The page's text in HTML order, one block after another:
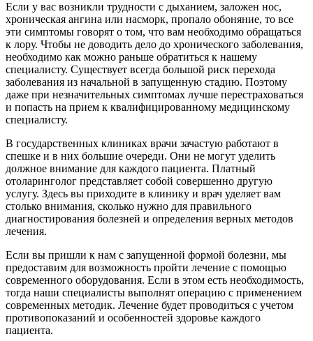
Если у вас возникли трудности с дыханием, заложен нос,
хроническая ангина или насморк, пропало обоняние, то все
эти симптомы говорят о том, что вам необходимо обращаться
к лору. Чтобы не доводить дело до хронического заболевания,
необходимо как можно раньше обратиться к нашему
специалисту. Существует всегда большой риск перехода
заболевания из начальной в запущенную стадию. Поэтому
даже при незначительных симптомах лучше перестраховаться
и попасть на прием к квалифицированному медицинскому
специалисту.
В государственных клиниках врачи зачастую работают в
спешке и в них большие очереди. Они не могут уделить
должное внимание для каждого пациента. Платный
отоларинголог представляет собой совершенно другую
услугу. Здесь вы приходите в клинику и врач уделяет вам
столько внимания, сколько нужно для правильного
диагностирования болезней и определения верных методов
лечения.
Если вы пришли к нам с запущенной формой болезни, мы
предоставим для возможность пройти лечение с помощью
современного оборудования. Если в этом есть необходимость,
тогда наши специалисты выполнят операцию с применением
современных методик. Лечение будет проводиться с учетом
противопоказаний и особенностей здоровье каждого
пациента.